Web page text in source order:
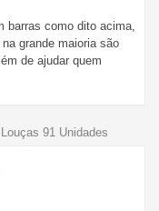
barras como dito acima,
grande maioria são
de ajudar quem
91 Unidades